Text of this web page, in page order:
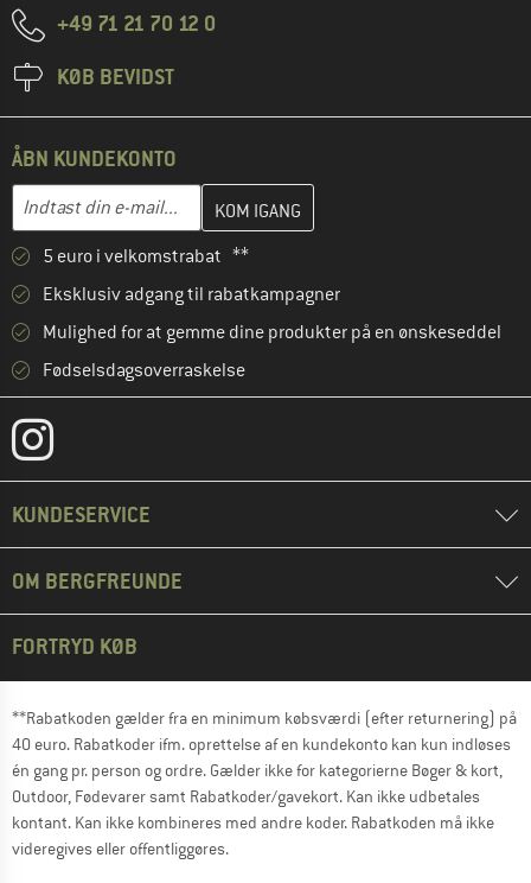
+49 71 21 70 12 0
KØB BEVIDST
ÅBN KUNDEKONTO
E-mail-adresse
Indtast din e-mailadresse her, og opret i næste trin din
5 euro i velkomstrabat **
Eksklusiv adgang til rabatkampagner
Mulighed for at gemme dine produkter på en ønskeseddel
Fødselsdagsoverraskelse
KUNDESERVICE
OM BERGFREUNDE
FORTRYD KØB
**Rabatkoden gælder fra en minimum købsværdi (efter returnering) på
40 euro. Rabatkoder ifm. oprettelse af en kundekonto kan kun indløses
én gang pr. person og ordre. Gælder ikke for kategorierne Bøger & kort,
Outdoor, Fødevarer samt Rabatkoder/gavekort. Kan ikke udbetales
kontant. Kan ikke kombineres med andre koder. Rabatkoden må ikke
videregives eller offentliggøres.